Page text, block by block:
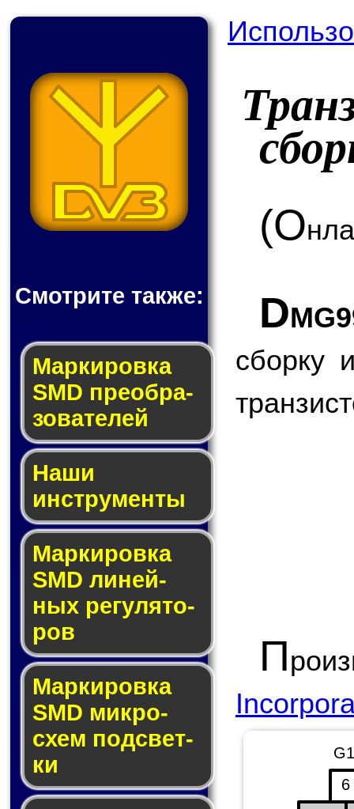
Смотрите также:
Мар­ки­ров­ка
SMD пре­об­ра­
зо­ва­те­лей
Наши
инструменты
Маркировка
SMD ли­ней­
ных ре­гу­ля­то­
ров
Маркировка
SMD мик­ро­
схем под­свет­
ки
(О
D
сборку
П
6
G1